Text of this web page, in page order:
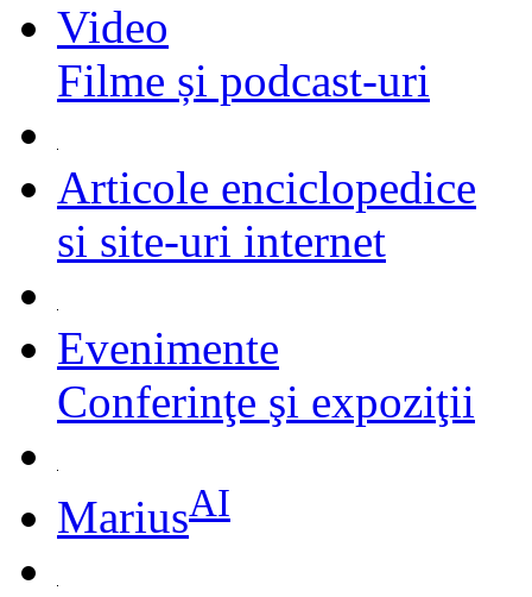
Video
Filme și podcast-uri
Articole enciclopedice
si site-uri internet
Evenimente
Conferinţe şi expoziţii
MariusAI